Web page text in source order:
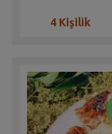
4 Kişilik